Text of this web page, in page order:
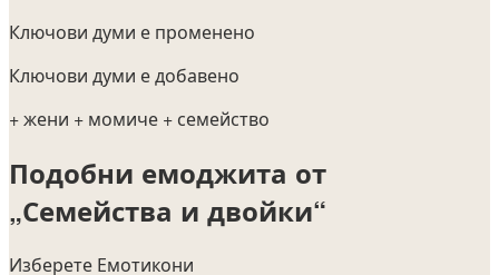
Ключови думи е променено
Ключови думи е добавено
+ жени + момиче + семейство
Подобни емоджита от
„Семейства и двойки“
Изберете Емотикони